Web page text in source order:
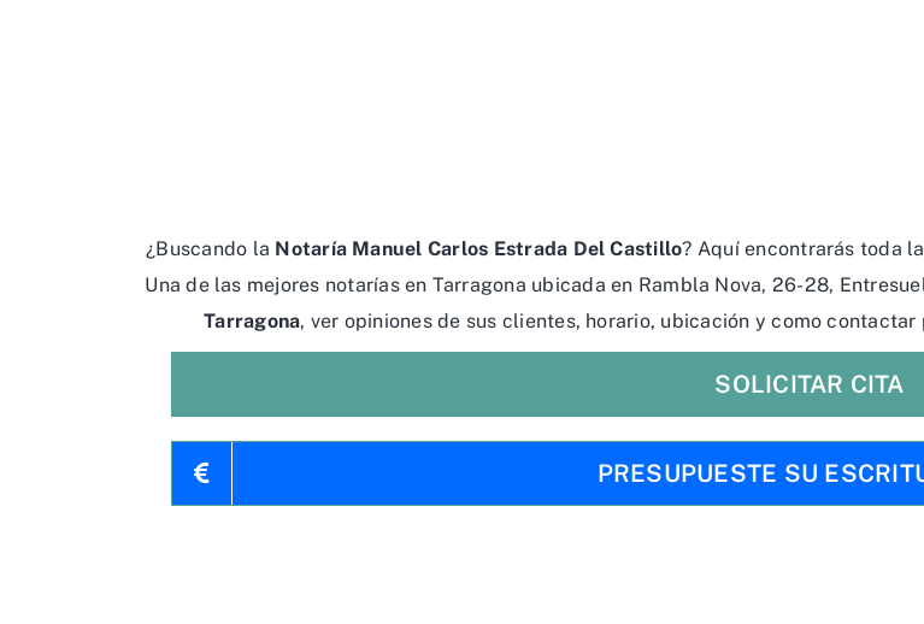
¿Buscando la Notaría Manuel Carlos Estrada Del Castillo? Aquí encontrarás toda
Una de las mejores notarías en Tarragona ubicada en Rambla Nova, 26-28,
Tarragona, ver opiniones de sus clientes, horario, ubicación y como
SOLICITAR CITA
PRESUPUESTE SU